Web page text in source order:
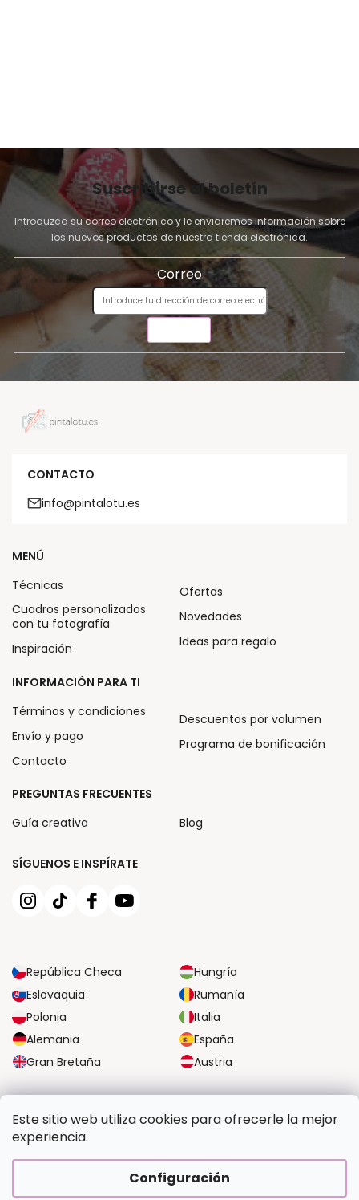
Este sitio web utiliza cookies para ofrecerle la mejor
experiencia.
Configuración
Suscribirse al boletín
Introduzca su correo electrónico y le enviaremos información sobre
los nuevos productos de nuestra tienda electrónica.
Correo
CONTACTO
info@pintalotu.es
SÍGUENOS E INSPÍRATE
República Checa
Hungría
Eslovaquia
Rumanía
Polonia
Italia
Alemania
España
Gran Bretaña
Austria
MENÚ
Técnicas
Cuadros personalizados
con tu fotografía
Inspiración
Ofertas
Novedades
Ideas para regalo
INFORMACIÓN PARA TI
Términos y condiciones
Envío y pago
Contacto
Descuentos por volumen
Programa de bonificación
PREGUNTAS FRECUENTES
Guía creativa
Blog
OPCIONES SEGURAS DE PAGO